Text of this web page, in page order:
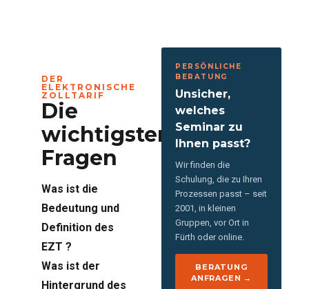
DER
ELEKTRONISCHE
ZOLLTARIF
Die
wichtigsten
Fragen
Was ist die
Bedeutung und
Definition des
EZT ?
Was ist der
Hintergrund des
PERSÖNLICHE
BERATUNG
Unsicher,
welches
Seminar zu
Ihnen passt?
Wir finden die
Schulung, die zu Ihren
Prozessen passt – seit
2001, in kleinen
Gruppen, vor Ort in
Fürth oder online.
BERATUNG
ANFRAGEN →